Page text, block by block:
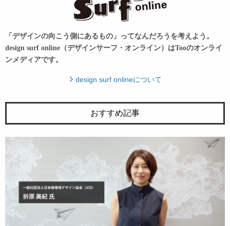
「デザインの向こう側にあるもの」ってなんだろうを考えよう。
design surf online（デザインサーフ・オンライン）はTooのオンライ
ンメディアです。
design surf onlineについて
おすすめ記事